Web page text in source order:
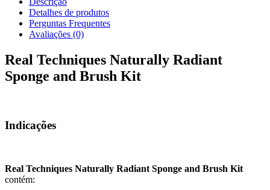
Detalhes de produtos
Perguntas Frequentes
Avaliações (0)
Real Techniques Naturally Radiant
Sponge and Brush Kit
Indicações
Real Techniques Naturally Radiant Sponge and Brush Kit
contém: